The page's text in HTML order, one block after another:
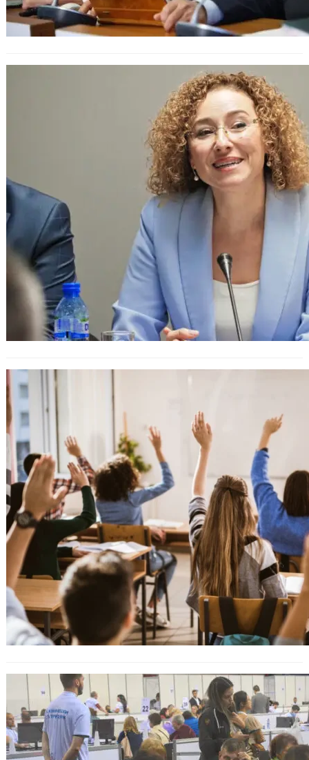
Министър на труда и соцполитика
подписа важни меморандуми за
подкрепа на жените в бизнеса
Правителството ще осигури
до XII клас
След изборите: Изборната комисия
обяви крайните резултати в София